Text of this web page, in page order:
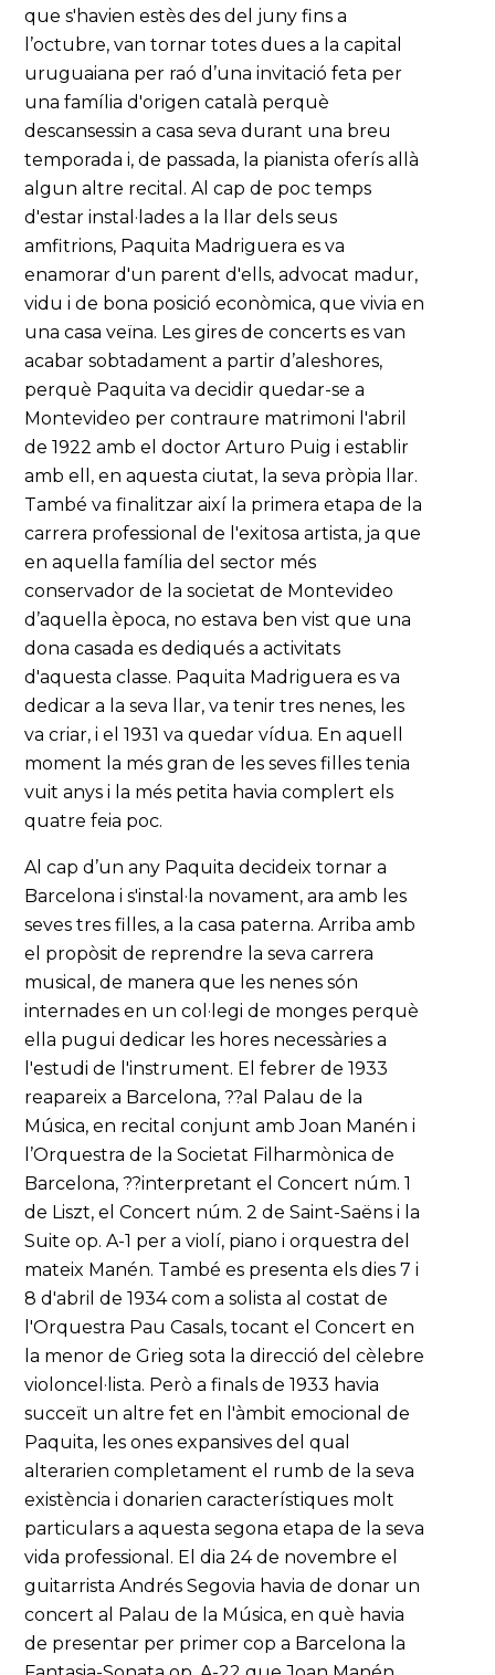
que s'havien estès des del juny fins a
l’octubre, van tornar totes dues a la capital
uruguaiana per raó d’una invitació feta per
una família d'origen català perquè
descansessin a casa seva durant una breu
temporada i, de passada, la pianista oferís allà
algun altre recital. Al cap de poc temps
d'estar instal·lades a la llar dels seus
amfitrions, Paquita Madriguera es va
enamorar d'un parent d'ells, advocat madur,
vidu i de bona posició econòmica, que vivia en
una casa veïna. Les gires de concerts es van
acabar sobtadament a partir d’aleshores,
perquè Paquita va decidir quedar-se a
Montevideo per contraure matrimoni l'abril
de 1922 amb el doctor Arturo Puig i establir
amb ell, en aquesta ciutat, la seva pròpia llar.
També va finalitzar així la primera etapa de la
carrera professional de l'exitosa artista, ja que
en aquella família del sector més
conservador de la societat de Montevideo
d’aquella època, no estava ben vist que una
dona casada es dediqués a activitats
d'aquesta classe. Paquita Madriguera es va
dedicar a la seva llar, va tenir tres nenes, les
va criar, i el 1931 va quedar vídua. En aquell
moment la més gran de les seves filles tenia
vuit anys i la més petita havia complert els
quatre feia poc.
Al cap d’un any Paquita decideix tornar a
Barcelona i s'instal·la novament, ara amb les
seves tres filles, a la casa paterna. Arriba amb
el propòsit de reprendre la seva carrera
musical, de manera que les nenes són
internades en un col·legi de monges perquè
ella pugui dedicar les hores necessàries a
l'estudi de l'instrument. El febrer de 1933
reapareix a Barcelona, ??al Palau de la
Música, en recital conjunt amb Joan Manén i
l’Orquestra de la Societat Filharmònica de
Barcelona, ??interpretant el Concert núm. 1
de Liszt, el Concert núm. 2 de Saint-Saëns i la
Suite op. A-1 per a violí, piano i orquestra del
mateix Manén. També es presenta els dies 7 i
8 d'abril de 1934 com a solista al costat de
l'Orquestra Pau Casals, tocant el Concert en
la menor de Grieg sota la direcció del cèlebre
violoncel·lista. Però a finals de 1933 havia
succeït un altre fet en l'àmbit emocional de
Paquita, les ones expansives del qual
alterarien completament el rumb de la seva
existència i donarien característiques molt
particulars a aquesta segona etapa de la seva
vida professional. El dia 24 de novembre el
guitarrista Andrés Segovia havia de donar un
concert al Palau de la Música, en què havia
de presentar per primer cop a Barcelona la